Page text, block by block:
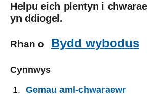
Helpu eich plentyn i
yn ddiogel.
Rhan o Bydd wybodus
Cynnwys
Gemau aml-chwaraewr